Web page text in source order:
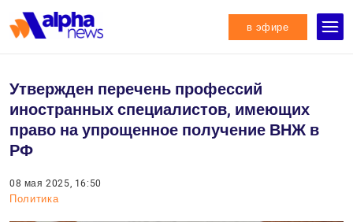
в эфире
Утвержден перечень профессий
иностранных специалистов, имеющих
право на упрощенное получение ВНЖ в
РФ
08 мая 2025, 16:50
Политика